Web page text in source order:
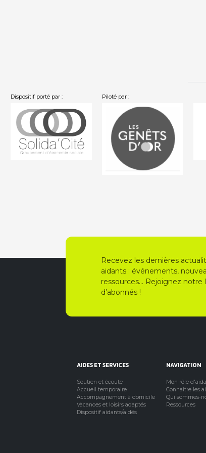
Dispositif porté par : Piloté par :
Recevez les dernières
aidants : événements,
ressources… Rejoignez notre
d’abonnés !
AIDES ET SERVICES
Soutien et écoute
Accueil temporaire
Accompagnement à domicile
Vacances et loisirs adaptés
Dispositif aidants/aidés
NAVIGATION
Mon rôle
Connaître les
Qui sommes-
Ressources